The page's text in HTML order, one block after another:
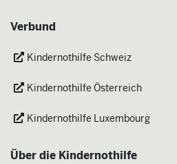
Verbund
Kindernothilfe Schweiz
Kindernothilfe Österreich
Kindernothilfe Luxembourg
Über die Kindernothilfe